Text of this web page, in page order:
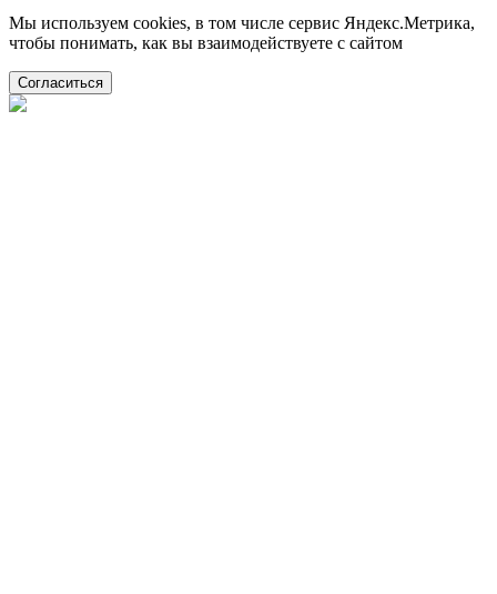
Мы используем cookies, в том числе сервис Яндекс.Метрика,
чтобы понимать, как вы взаимодействуете с сайтом
Согласиться